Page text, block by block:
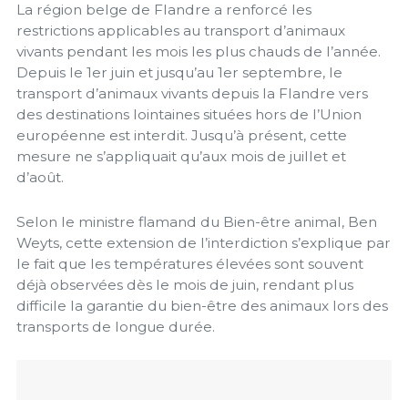
La région belge de Flandre a renforcé les
restrictions applicables au transport d’animaux
vivants pendant les mois les plus chauds de l’année.
Depuis le 1er juin et jusqu’au 1er septembre, le
transport d’animaux vivants depuis la Flandre vers
des destinations lointaines situées hors de l’Union
européenne est interdit. Jusqu’à présent, cette
mesure ne s’appliquait qu’aux mois de juillet et
d’août.
Selon le ministre flamand du Bien-être animal, Ben
Weyts, cette extension de l’interdiction s’explique par
le fait que les températures élevées sont souvent
déjà observées dès le mois de juin, rendant plus
difficile la garantie du bien-être des animaux lors des
transports de longue durée.